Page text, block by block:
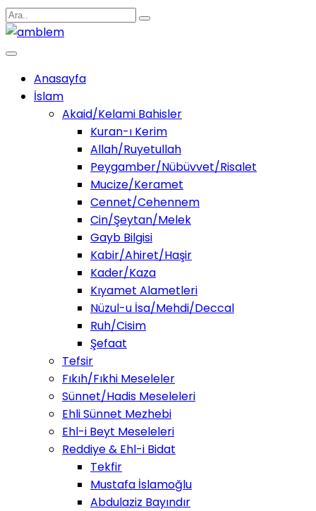
Anasayfa
İslam
Akaid/Kelami Bahisler
Kuran-ı Kerim
Allah/Ruyetullah
Peygamber/Nübüvvet/Risalet
Mucize/Keramet
Cennet/Cehennem
Cin/Şeytan/Melek
Gayb Bilgisi
Kabir/Ahiret/Haşir
Kader/Kaza
Kıyamet Alametleri
Nüzul-u İsa/Mehdi/Deccal
Ruh/Cisim
Şefaat
Tefsir
Fıkıh/Fıkhi Meseleler
Sünnet/Hadis Meseleleri
Ehli Sünnet Mezhebi
Ehl-i Beyt Meseleleri
Reddiye & Ehl-i Bidat
Tekfir
Mustafa İslamoğlu
Abdulaziz Bayındır